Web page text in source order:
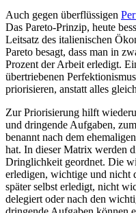
Auch gegen überflüssigen
Das Pareto-Prinzip, heute
Leitsatz des italienischen
Pareto besagt, dass man in
Prozent der Arbeit erledigt.
übertriebenen
priorisieren, anstatt alles
Zur Priorisierung hilft
und dringende Aufgaben,
benannt nach dem
hat. In dieser Matrix werden
Dringlichkeit geordnet. Die
erledigen, wichtige und nicht
später selbst erledigt, nicht
delegiert oder nach den